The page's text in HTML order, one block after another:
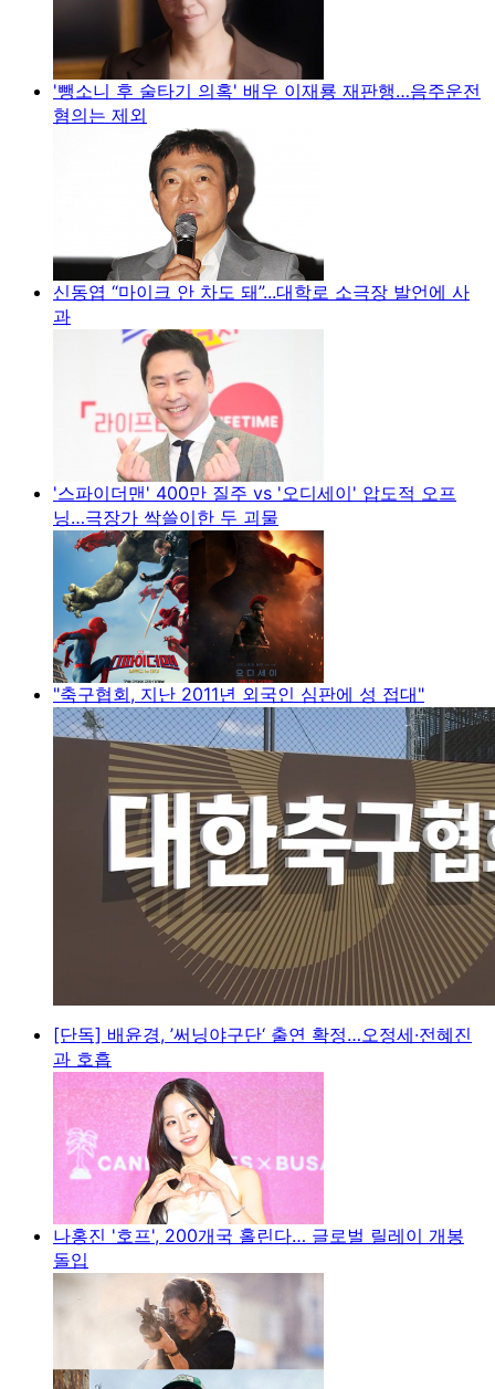
'뺑소니 후 술타기 의혹' 배우 이재룡 재판행…음주운전
혐의는 제외
신동엽 “마이크 안 차도 돼”...대학로 소극장 발언에 사
과
'스파이더맨' 400만 질주 vs '오디세이' 압도적 오프
닝…극장가 싹쓸이한 두 괴물
"축구협회, 지난 2011년 외국인 심판에 성 접대"
[단독] 배윤경, ’써닝야구단‘ 출연 확정…오정세·전혜진
과 호흡
나홍진 '호프', 200개국 홀린다… 글로벌 릴레이 개봉
돌입